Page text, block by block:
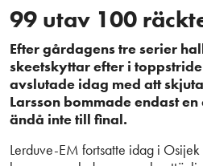
99 utav 100
Efter gårdagens tre serier
skeetskyttar efter i
avslutade idag med att
Larsson bommade endast
ändå inte till final.
Lerduve-EM fortsatte idag i